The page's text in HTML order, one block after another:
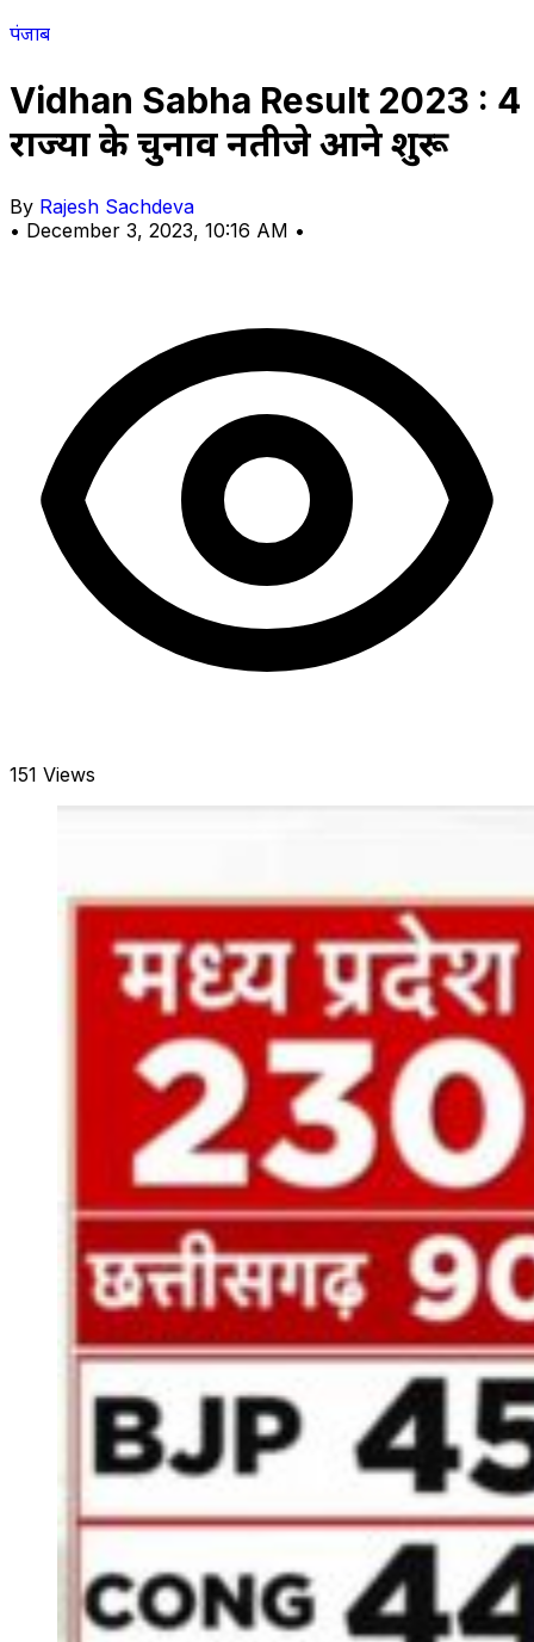
पंजाब
Vidhan Sabha Result 2023 : 4
राज्यों के चुनाव नतीजे आने शुरू
By Rajesh Sachdeva
• December 3, 2023, 10:16 AM •
151 Views